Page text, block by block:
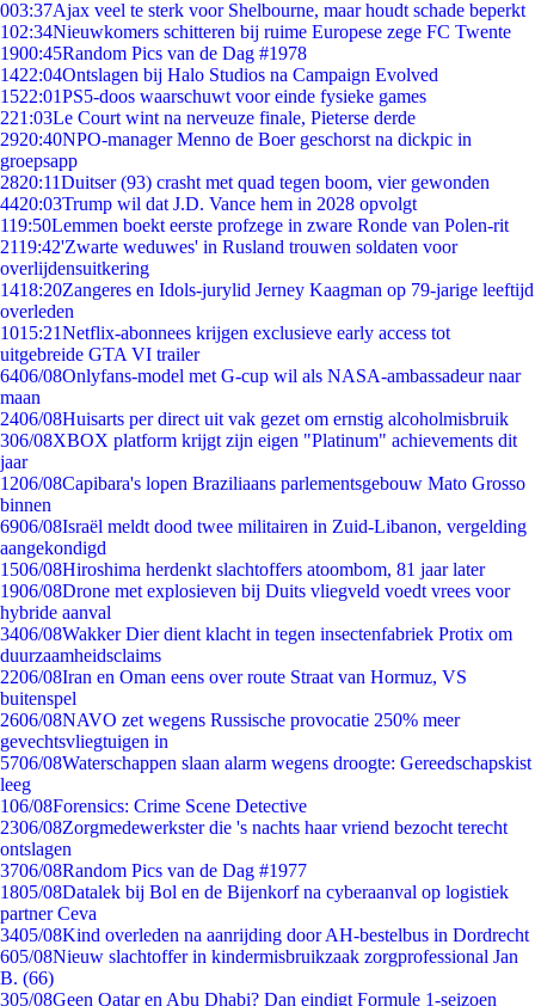
003:37Ajax veel te sterk voor Shelbourne, maar houdt schade beperkt
102:34Nieuwkomers schitteren bij ruime Europese zege FC Twente
1900:45Random Pics van de Dag #1978
1422:04Ontslagen bij Halo Studios na Campaign Evolved
1522:01PS5-doos waarschuwt voor einde fysieke games
221:03Le Court wint na nerveuze finale, Pieterse derde
2920:40NPO-manager Menno de Boer geschorst na dickpic in
groepsapp
2820:11Duitser (93) crasht met quad tegen boom, vier gewonden
4420:03Trump wil dat J.D. Vance hem in 2028 opvolgt
119:50Lemmen boekt eerste profzege in zware Ronde van Polen-rit
2119:42'Zwarte weduwes' in Rusland trouwen soldaten voor
overlijdensuitkering
1418:20Zangeres en Idols-jurylid Jerney Kaagman op 79-jarige leeftijd
overleden
1015:21Netflix-abonnees krijgen exclusieve early access tot
uitgebreide GTA VI trailer
6406/08Onlyfans-model met G-cup wil als NASA-ambassadeur naar
maan
2406/08Huisarts per direct uit vak gezet om ernstig alcoholmisbruik
306/08XBOX platform krijgt zijn eigen "Platinum" achievements dit
jaar
1206/08Capibara's lopen Braziliaans parlementsgebouw Mato Grosso
binnen
6906/08Israël meldt dood twee militairen in Zuid-Libanon, vergelding
aangekondigd
1506/08Hiroshima herdenkt slachtoffers atoombom, 81 jaar later
1906/08Drone met explosieven bij Duits vliegveld voedt vrees voor
hybride aanval
3406/08Wakker Dier dient klacht in tegen insectenfabriek Protix om
duurzaamheidsclaims
2206/08Iran en Oman eens over route Straat van Hormuz, VS
buitenspel
2606/08NAVO zet wegens Russische provocatie 250% meer
gevechtsvliegtuigen in
5706/08Waterschappen slaan alarm wegens droogte: Gereedschapskist
leeg
106/08Forensics: Crime Scene Detective
2306/08Zorgmedewerkster die 's nachts haar vriend bezocht terecht
ontslagen
3706/08Random Pics van de Dag #1977
1805/08Datalek bij Bol en de Bijenkorf na cyberaanval op logistiek
partner Ceva
3405/08Kind overleden na aanrijding door AH-bestelbus in Dordrecht
605/08Nieuw slachtoffer in kindermisbruikzaak zorgprofessional Jan
B. (66)
305/08Geen Qatar en Abu Dhabi? Dan eindigt Formule 1-seizoen